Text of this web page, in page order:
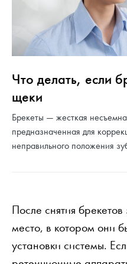
Что делать, если
щеки
Брекеты — жесткая
предназначенная для
неправильного положения
После снятия
место, в котором они
установки системы.